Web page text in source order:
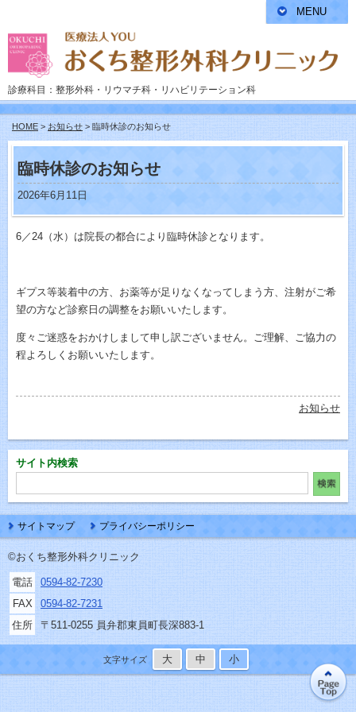
診療科目：整形外科・リウマチ科・リハビリテーション科
HOME > お知らせ > 臨時休診のお知らせ
臨時休診のお知らせ
2026年6月11日
6／24（水）は院長の都合により臨時休診となります。
ギプス等装着中の方、お薬等が足りなくなってしまう方、注射がご希
望の方など診察日の調整をお願いいたします。
度々ご迷惑をおかけしまして申し訳ございません。ご理解、ご協力の
程よろしくお願いいたします。
お知らせ
MENU
サイト内検索
サイトマップ プライバシーポリシー
©おくち整形外科クリニック
電話
0594-82-7230
FAX
0594-82-7231
住所
〒511-0255 員弁郡東員町長深883-1
文字サイズ 大 中 小